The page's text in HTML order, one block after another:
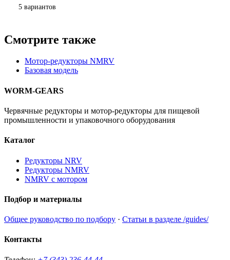
5 вариантов
Смотрите также
Мотор-редукторы NMRV
Базовая модель
WORM-GEARS
Червячные редукторы и мотор-редукторы для пищевой
промышленности и упаковочного оборудования
Каталог
Редукторы NRV
Редукторы NMRV
NMRV с мотором
Подбор и материалы
Общее руководство по подбору · Статьи в разделе /guides/
Контакты